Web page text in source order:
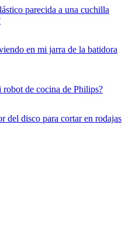
parecida a una cuchilla
en mi jarra de la batidora
de cocina de Philips?
del disco para cortar en rodajas